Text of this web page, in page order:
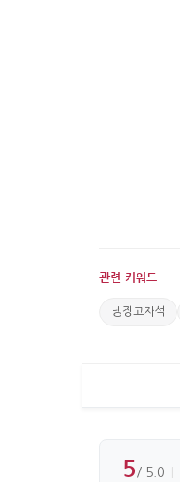
관련 키워드
냉장고자석
5 / 5.0